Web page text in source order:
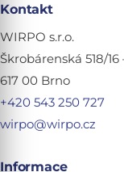
Kontakt
WIRPO s.r.o.
Škrobárenská 518/
617 00 Brno
+420 543 250 727
wirpo@wirpo.cz
Informace